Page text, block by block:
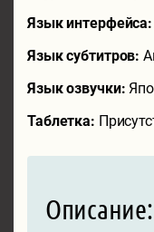
Язык интерфейса:
Язык субтитров:
Язык озвучки:
Таблетка:
Описание: